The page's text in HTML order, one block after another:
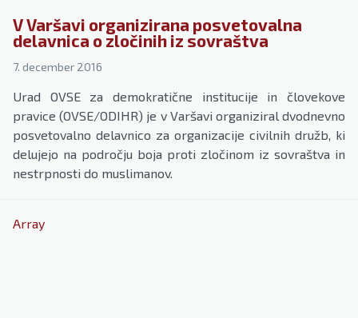
V Varšavi organizirana posvetovalna
delavnica o zločinih iz sovraštva
7. december 2016
Urad OVSE za demokratične institucije in človekove
pravice (OVSE/ODIHR) je v Varšavi organiziral dvodnevno
posvetovalno delavnico za organizacije civilnih družb, ki
delujejo na področju boja proti zločinom iz sovraštva in
nestrpnosti do muslimanov.
Array